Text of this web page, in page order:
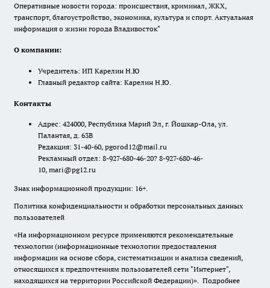
Оперативные новости города: происшествия, криминал, ЖКХ,
транспорт, благоустройство, экономика, культура и спорт. Актуальная
информация о жизни города Владивосток"
О компании:
Учредитель: ИП Карелин Н.Ю
Главный редактор сайта: Карелин Н.Ю.
Контакты
Адрес: 424000, Республика Марий Эл, г. Йошкар-Ола, ул.
Палантая, д. 63В
Редакция: 31-40-60, pgorod12@mail.ru
Рекламный отдел: 8-927-680-46-20? 8-927-680-46-
10, mari@pg12.ru
Знак информационной продукции: 16+.
Политика конфиденциальности и обработки персональных данных
пользователей
«На информационном ресурсе применяются рекомендательные
технологии (информационные технологии предоставления
информации на основе сбора, систематизации и анализа сведений,
относящихся к предпочтениям пользователей сети "Интернет",
находящихся на территории Российской Федерации)». Подробнее